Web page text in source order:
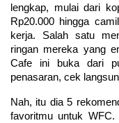
lengkap, mulai dari
Rp20.000 hingga
kerja. Salah satu
ringan mereka yang
Cafe ini buka dari
penasaran, cek
Nah, itu dia 5
favoritmu untuk WFC.